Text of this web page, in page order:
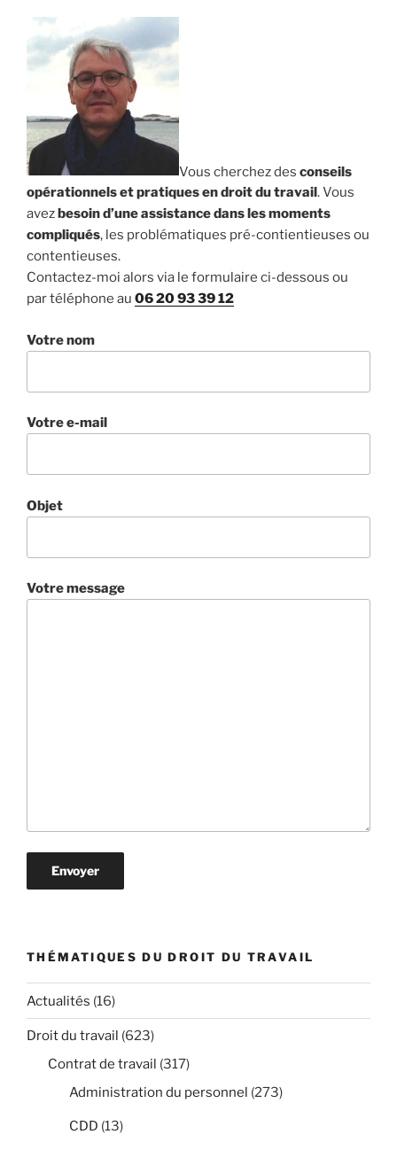
Vous cherchez des conseils
opérationnels et pratiques en droit du travail. Vous
avezbesoin d’une assistance dans les moments
compliqués, les problématiques pré-contientieuses ou
contentieuses.
Contactez-moi alors via le formulaire ci-dessous ou
par téléphone au 06 20 93 39 12
Votre nom
Votre e-mail
Objet
Votre message
THÉMATIQUES DU DROIT DU TRAVAIL
Actualités (16)
Droit du travail (623)
Contrat de travail (317)
Administration du personnel (273)
CDD (13)